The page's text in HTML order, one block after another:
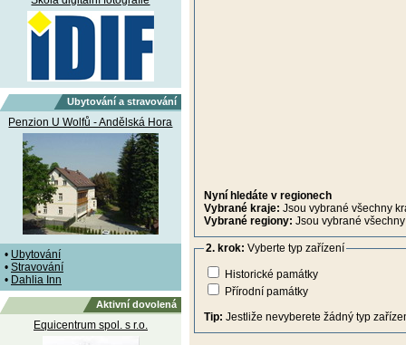
Ubytování a stravování
Penzion U Wolfů - Andělská Hora
• Ubytování
• Stravování
• Dahlia Inn
Aktivní dovolená
Equicentrum spol. s r.o.
Nyní hledáte v regionech
Vybrané kraje: Jsou vybrané všechny
Vybrané regiony: Jsou vybrané
2. krok: Vyberte typ zařízení
Historické památky
Přírodní památky
Tip: Jestliže nevyberete žádný typ